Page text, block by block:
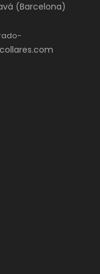
(Barcelona)